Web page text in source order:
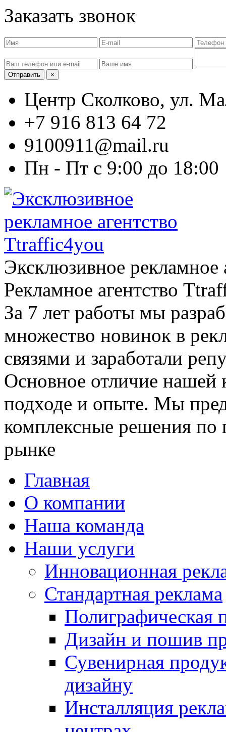
Заказать звонок
Отправить ×
Центр Сколково, ул.
+7 916 813 64 72
9100911@mail.ru
Пн - Пт с 9:00 до 18:00
Эксклюзивное рекламное
Рекламное агентство
За 7 лет работы мы
множество новинок в
связями и заработали
Основное отличие нашей
подходе и опыте. Мы
комплексные решения
рынке
Главная
О компании
Наша команда
Наши услуги
Инновационная
Стандартная реклама
Полиграфическая
Дизайн и пошив
Сувенирная
дизайну
Инсталляция